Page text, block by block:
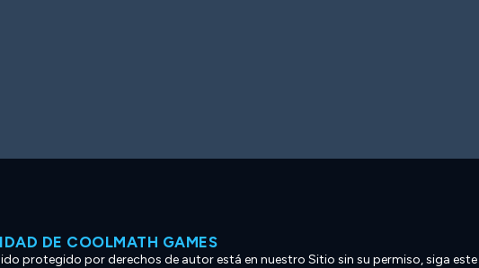
DE COOLMATH GAMES
protegido por derechos de autor está en nuestro Sitio sin su permiso, siga este